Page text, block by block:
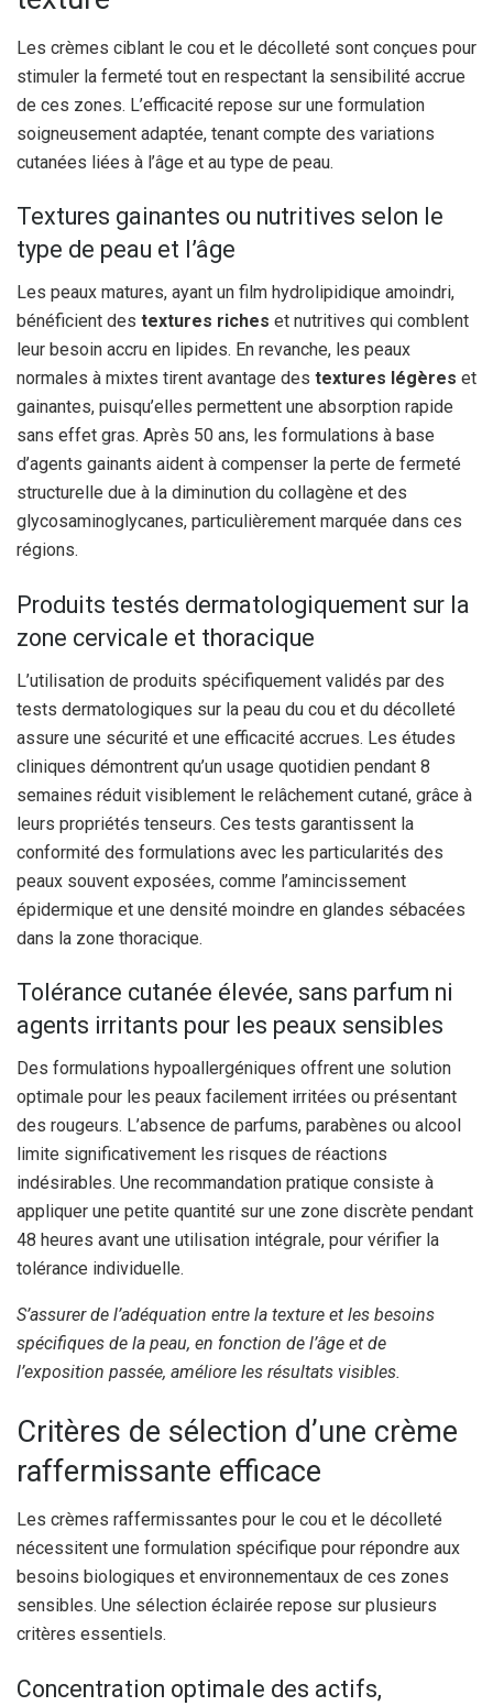
Les crèmes ciblant le cou et le décolleté sont conçues pour
stimuler la fermeté tout en respectant la sensibilité accrue
de ces zones. L’efficacité repose sur une formulation
soigneusement adaptée, tenant compte des variations
cutanées liées à l’âge et au type de peau.
Textures gainantes ou nutritives selon le
type de peau et l’âge
Les peaux matures, ayant un film hydrolipidique amoindri,
bénéficient des textures riches et nutritives qui comblent
leur besoin accru en lipides. En revanche, les peaux
normales à mixtes tirent avantage des textures légères et
gainantes, puisqu’elles permettent une absorption rapide
sans effet gras. Après 50 ans, les formulations à base
d’agents gainants aident à compenser la perte de fermeté
structurelle due à la diminution du collagène et des
glycosaminoglycanes, particulièrement marquée dans ces
régions.
Produits testés dermatologiquement sur la
zone cervicale et thoracique
L’utilisation de produits spécifiquement validés par des
tests dermatologiques sur la peau du cou et du décolleté
assure une sécurité et une efficacité accrues. Les études
cliniques démontrent qu’un usage quotidien pendant 8
semaines réduit visiblement le relâchement cutané, grâce à
leurs propriétés tenseurs. Ces tests garantissent la
conformité des formulations avec les particularités des
peaux souvent exposées, comme l’amincissement
épidermique et une densité moindre en glandes sébacées
dans la zone thoracique.
Tolérance cutanée élevée, sans parfum ni
agents irritants pour les peaux sensibles
Des formulations hypoallergéniques offrent une solution
optimale pour les peaux facilement irritées ou présentant
des rougeurs. L’absence de parfums, parabènes ou alcool
limite significativement les risques de réactions
indésirables. Une recommandation pratique consiste à
appliquer une petite quantité sur une zone discrète pendant
48 heures avant une utilisation intégrale, pour vérifier la
tolérance individuelle.
S’assurer de l’adéquation entre la texture et les besoins
spécifiques de la peau, en fonction de l’âge et de
l’exposition passée, améliore les résultats visibles.
Critères de sélection d’une crème
raffermissante efficace
Les crèmes raffermissantes pour le cou et le décolleté
nécessitent une formulation spécifique pour répondre aux
besoins biologiques et environnementaux de ces zones
sensibles. Une sélection éclairée repose sur plusieurs
critères essentiels.
Concentration optimale des actifs,